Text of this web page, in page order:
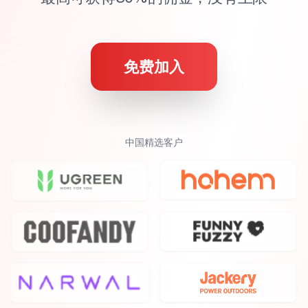
免费加入
中国精选客户